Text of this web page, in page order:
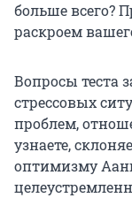
больше всего?
раскроем
Вопросы теста
стрессовых
проблем,
узнаете,
оптимизму